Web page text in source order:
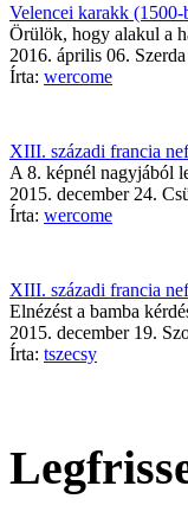
Velencei karakk (1500-
Örülök, hogy alakul a
2016. április 06.
Írta: wercome
XIII. századi francia
A 8. képnél nagyjából
2015. december 24.
Írta: wercome
XIII. századi francia
Elnézést a bamba
2015. december 19.
Írta: tszecsy